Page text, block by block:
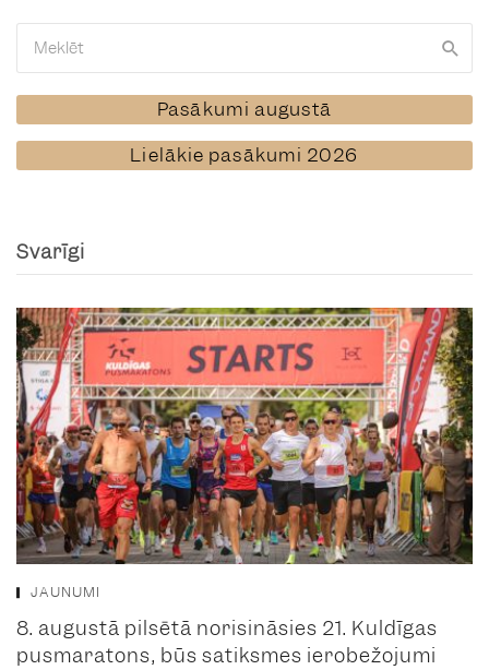
Pasākumi augustā
Lielākie pasākumi 2026
Svarīgi
JAUNUMI
8. augustā pilsētā norisināsies 21. Kuldīgas
pusmaratons, būs satiksmes ierobežojumi